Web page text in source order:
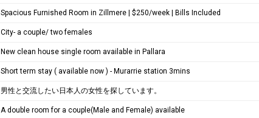
Spacious Furnished Room in Zillmere | $250/week | Bills Included
City- a couple/ two females
New clean house single room available in Pallara
Short term stay ( available now ) - Murarrie station 3mins
男性と交流したい日本人の女性を探しています。
A double room for a couple(Male and Female) available